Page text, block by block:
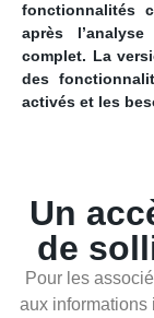
fonctionnalités
après
complet. La
des
activés et les
Un
de
Pour les
aux informations